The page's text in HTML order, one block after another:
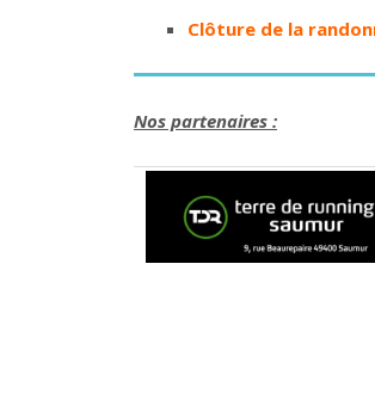
Clôture de la
Nos partenaires :